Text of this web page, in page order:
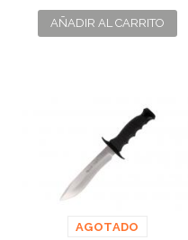
LIMITADO 2025
AÑADIR AL CARRITO
AGOTADO